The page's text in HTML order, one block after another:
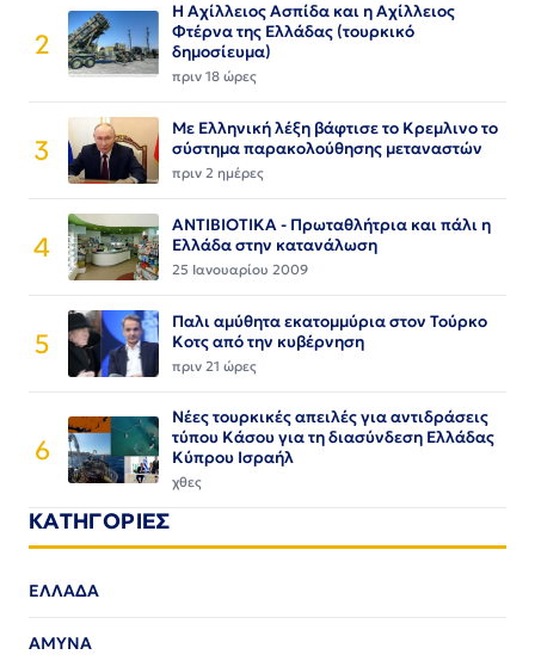
2
Η Αχίλλειος Ασπίδα και η Αχίλλειος
Φτέρνα της Ελλάδας (τουρκικό
δημοσίευμα)
πριν 18 ώρες
3
Με Ελληνική λέξη βάφτισε το Κρεμλινο το
σύστημα παρακολούθησης μεταναστών
πριν 2 ημέρες
4
ΑΝΤΙΒΙΟΤΙΚΑ - Πρωταθλήτρια και πάλι η
Ελλάδα στην κατανάλωση
25 Ιανουαρίου 2009
5
Παλι αμύθητα εκατομμύρια στον Τούρκο
Κοτς από την κυβέρνηση
πριν 21 ώρες
6
Νέες τουρκικές απειλές για αντιδράσεις
τύπου Κάσου για τη διασύνδεση Ελλάδας
Κύπρου Ισραήλ
χθες
ΚΑΤΗΓΟΡΙΕΣ
ΕΛΛΑΔΑ
ΑΜΥΝΑ